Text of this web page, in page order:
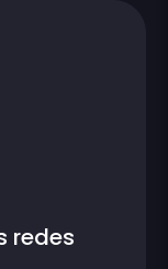
redes